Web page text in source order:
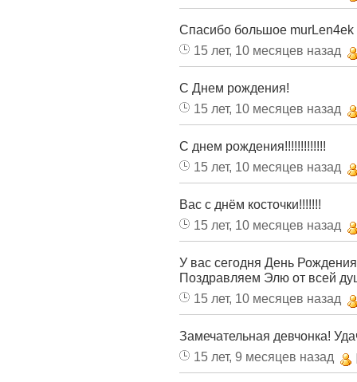
Спасибо большое murLen4ek
15 лет, 10 месяцев назад
С Днем рождения!
15 лет, 10 месяцев назад
С днем рождения!!!!!!!!!!!!!
15 лет, 10 месяцев назад
Вас с днём косточки!!!!!!!
15 лет, 10 месяцев назад
У вас сегодня День
Поздравляем Элю от всей
15 лет, 10 месяцев назад
Замечательная девчонка!
15 лет, 9 месяцев назад